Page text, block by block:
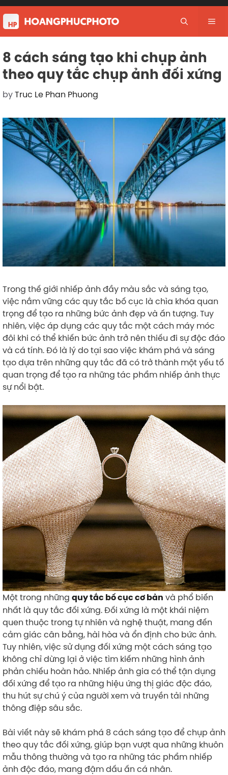
Skip
to
content
8 cách sáng tạo khi chụp ảnh
theo quy tắc chụp ảnh đối xứng
byTruc Le Phan Phuong
Trong thế giới nhiếp ảnh đầy màu sắc và sáng tạo,
việc nắm vững các quy tắc bố cục là chìa khóa quan
trọng để tạo ra những bức ảnh đẹp và ấn tượng. Tuy
nhiên, việc áp dụng các quy tắc một cách máy móc
đôi khi có thể khiến bức ảnh trở nên thiếu đi sự độc đáo
và cá tính. Đó là lý do tại sao việc khám phá và sáng
tạo dựa trên những quy tắc đã có trở thành một yếu tố
quan trọng để tạo ra những tác phẩm nhiếp ảnh thực
sự nổi bật.
Một trong những quy tắc bố cục cơ bản và phổ biến
nhất là quy tắc đối xứng. Đối xứng là một khái niệm
quen thuộc trong tự nhiên và nghệ thuật, mang đến
cảm giác cân bằng, hài hòa và ổn định cho bức ảnh.
Tuy nhiên, việc sử dụng đối xứng một cách sáng tạo
không chỉ dừng lại ở việc tìm kiếm những hình ảnh
phản chiếu hoàn hảo. Nhiếp ảnh gia có thể tận dụng
đối xứng để tạo ra những hiệu ứng thị giác độc đáo,
thu hút sự chú ý của người xem và truyền tải những
thông điệp sâu sắc.
Bài viết này sẽ khám phá 8 cách sáng tạo để chụp ảnh
theo quy tắc đối xứng, giúp bạn vượt qua những khuôn
mẫu thông thường và tạo ra những tác phẩm nhiếp
ảnh độc đáo, mang đậm dấu ấn cá nhân.